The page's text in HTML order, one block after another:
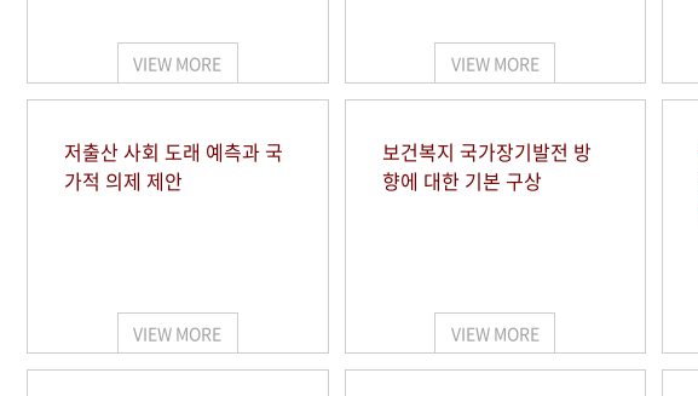
VIEW MORE VIEW MORE
저출산 사회 도래 예측과 국
가적 의제 제안
VIEW MORE
보건복지 국가장기발전 방
향에 대한 기본 구상
VIEW MORE